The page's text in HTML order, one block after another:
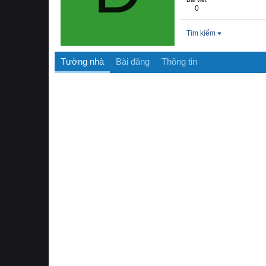
0
Tìm kiếm
Tường nhà Bài đăng Thông tin